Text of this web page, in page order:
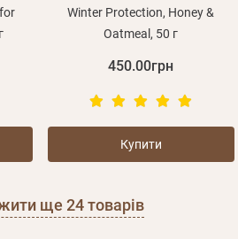
Winter Protection, Honey &
Oatmeal, 50 г
450.00грн
Купити
ще 24товарів